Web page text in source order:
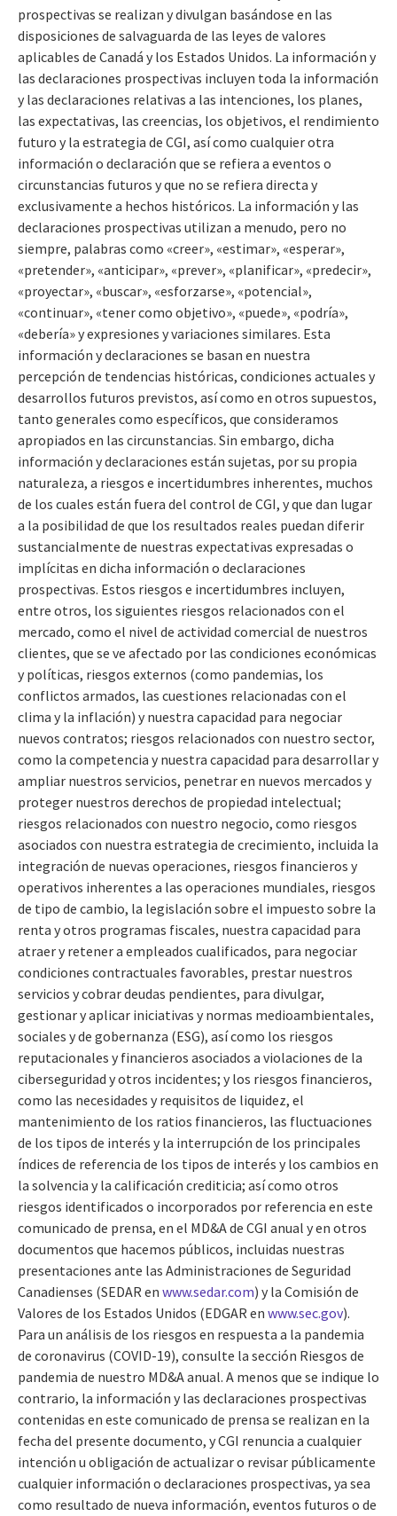
prospectivas se realizan y divulgan basándose en las
disposiciones de salvaguarda de las leyes de valores
aplicables de Canadá y los Estados Unidos. La información y
las declaraciones prospectivas incluyen toda la información
y las declaraciones relativas a las intenciones, los planes,
las expectativas, las creencias, los objetivos, el rendimiento
futuro y la estrategia de CGI, así como cualquier otra
información o declaración que se refiera a eventos o
circunstancias futuros y que no se refiera directa y
exclusivamente a hechos históricos. La información y las
declaraciones prospectivas utilizan a menudo, pero no
siempre, palabras como «creer», «estimar», «esperar»,
«pretender», «anticipar», «prever», «planificar», «predecir»,
«proyectar», «buscar», «esforzarse», «potencial»,
«continuar», «tener como objetivo», «puede», «podría»,
«debería» y expresiones y variaciones similares. Esta
información y declaraciones se basan en nuestra
percepción de tendencias históricas, condiciones actuales y
desarrollos futuros previstos, así como en otros supuestos,
tanto generales como específicos, que consideramos
apropiados en las circunstancias. Sin embargo, dicha
información y declaraciones están sujetas, por su propia
naturaleza, a riesgos e incertidumbres inherentes, muchos
de los cuales están fuera del control de CGI, y que dan lugar
a la posibilidad de que los resultados reales puedan diferir
sustancialmente de nuestras expectativas expresadas o
implícitas en dicha información o declaraciones
prospectivas. Estos riesgos e incertidumbres incluyen,
entre otros, los siguientes riesgos relacionados con el
mercado, como el nivel de actividad comercial de nuestros
clientes, que se ve afectado por las condiciones económicas
y políticas, riesgos externos (como pandemias, los
conflictos armados, las cuestiones relacionadas con el
clima y la inflación) y nuestra capacidad para negociar
nuevos contratos; riesgos relacionados con nuestro sector,
como la competencia y nuestra capacidad para desarrollar y
ampliar nuestros servicios, penetrar en nuevos mercados y
proteger nuestros derechos de propiedad intelectual;
riesgos relacionados con nuestro negocio, como riesgos
asociados con nuestra estrategia de crecimiento, incluida la
integración de nuevas operaciones, riesgos financieros y
operativos inherentes a las operaciones mundiales, riesgos
de tipo de cambio, la legislación sobre el impuesto sobre la
renta y otros programas fiscales, nuestra capacidad para
atraer y retener a empleados cualificados, para negociar
condiciones contractuales favorables, prestar nuestros
servicios y cobrar deudas pendientes, para divulgar,
gestionar y aplicar iniciativas y normas medioambientales,
sociales y de gobernanza (ESG), así como los riesgos
reputacionales y financieros asociados a violaciones de la
ciberseguridad y otros incidentes; y los riesgos financieros,
como las necesidades y requisitos de liquidez, el
mantenimiento de los ratios financieros, las fluctuaciones
de los tipos de interés y la interrupción de los principales
índices de referencia de los tipos de interés y los cambios en
la solvencia y la calificación crediticia; así como otros
riesgos identificados o incorporados por referencia en este
comunicado de prensa, en el MD&A de CGI anual y en otros
documentos que hacemos públicos, incluidas nuestras
presentaciones ante las Administraciones de Seguridad
Canadienses (SEDAR en www.sedar.com) y la Comisión de
Valores de los Estados Unidos (EDGAR en www.sec.gov).
Para un análisis de los riesgos en respuesta a la pandemia
de coronavirus (COVID-19), consulte la sección Riesgos de
pandemia de nuestro MD&A anual. A menos que se indique lo
contrario, la información y las declaraciones prospectivas
contenidas en este comunicado de prensa se realizan en la
fecha del presente documento, y CGI renuncia a cualquier
intención u obligación de actualizar o revisar públicamente
cualquier información o declaraciones prospectivas, ya sea
como resultado de nueva información, eventos futuros o de